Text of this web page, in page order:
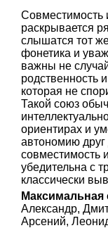
Совместимость
раскрывается
слышатся тот
фонетика и
важны не
родственность
которая не
Такой союз
ориентирах и
автономию
совместимость
убедительна с
классически
Максимальная
Александр,
Арсений,